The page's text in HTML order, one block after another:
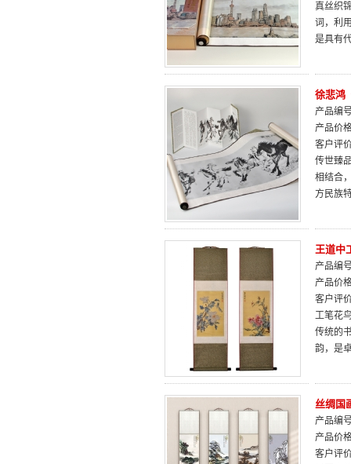
真丝织
词，利
是具有
徐悲鸿
产品编
产品价
客户评
传世臻
相结合
方民族
王道中
产品编
产品价
客户评
工笔花
传统的
韵，是
丝绸国
产品编
产品价
客户评